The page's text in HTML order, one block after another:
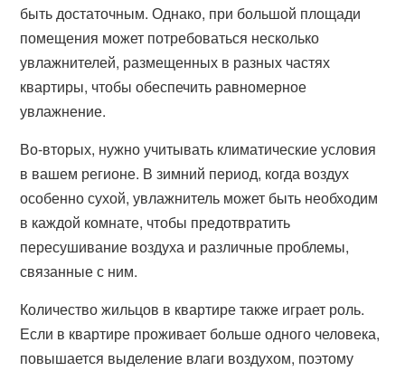
быть достаточным. Однако, при большой площади
помещения может потребоваться несколько
увлажнителей, размещенных в разных частях
квартиры, чтобы обеспечить равномерное
увлажнение.
Во-вторых, нужно учитывать климатические условия
в вашем регионе. В зимний период, когда воздух
особенно сухой, увлажнитель может быть необходим
в каждой комнате, чтобы предотвратить
пересушивание воздуха и различные проблемы,
связанные с ним.
Количество жильцов в квартире также играет роль.
Если в квартире проживает больше одного человека,
повышается выделение влаги воздухом, поэтому